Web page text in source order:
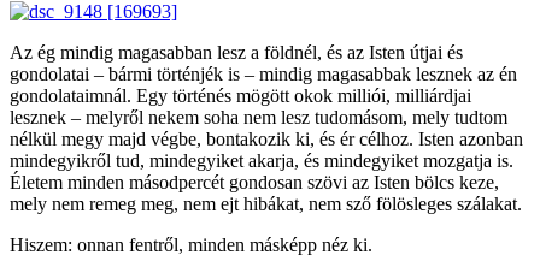
Az ég mindig magasabban lesz a földnél, és az Isten útjai és
gondolatai – bármi történjék is – mindig magasabbak lesznek az én
gondolataimnál. Egy történés mögött okok milliói, milliárdjai
lesznek – melyről nekem soha nem lesz tudomásom, mely tudtom
nélkül megy majd végbe, bontakozik ki, és ér célhoz. Isten azonban
mindegyikről tud, mindegyiket akarja, és mindegyiket mozgatja is.
Életem minden másodpercét gondosan szövi az Isten bölcs keze,
mely nem remeg meg, nem ejt hibákat, nem sző fölösleges szálakat.
Hiszem: onnan fentről, minden másképp néz ki.